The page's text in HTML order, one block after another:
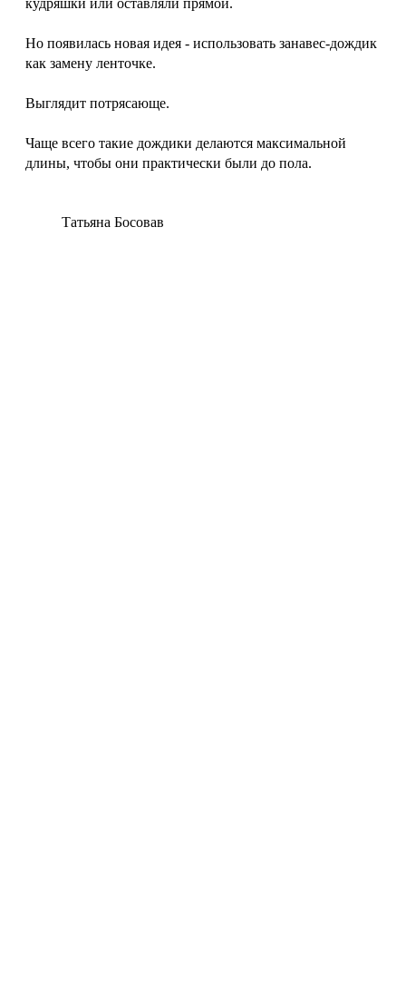
Но появилась новая идея - использовать занавес-дождик
как замену ленточке.
Выглядит потрясающе.
Чаще всего такие дождики делаются максимальной
длины, чтобы они практически были до пола.
Татьяна Босовав